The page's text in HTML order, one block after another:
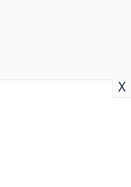
X